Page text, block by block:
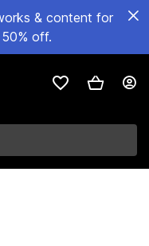
& content for
off.